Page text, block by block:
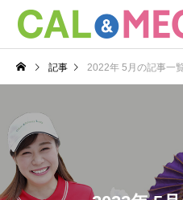
CAL&MEGがお届けするWEBマガジン
CAL&MEG INFO CAL’s DAYS
カテゴリー新着記事
CAL’s DAYS
記事 2022年 5月の記事一